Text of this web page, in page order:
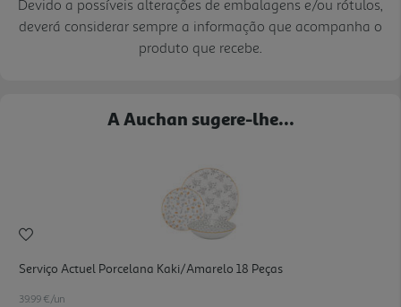
Devido a possíveis alterações de embalagens e/ou rótulos,
deverá considerar sempre a informação que acompanha o
produto que recebe.
A Auchan sugere-lhe...
Serviço Actuel Porcelana Kaki/amarelo 18 Peças
39.99 €/un